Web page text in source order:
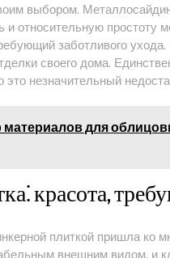
выбором.
и относительную
заботливого
своего дома.
незначительный
для
красота,
плиткой пришла ко
внешним видом, и